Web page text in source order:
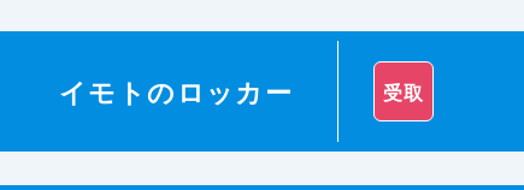
イモトのロッカー 受取